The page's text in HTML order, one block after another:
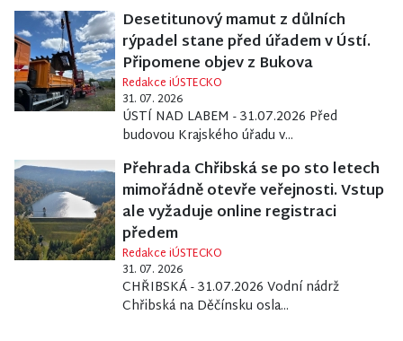
Desetitunový mamut z důlních
rýpadel stane před úřadem v Ústí.
Připomene objev z Bukova
Redakce iÚSTECKO
31. 07. 2026
ÚSTÍ NAD LABEM - 31.07.2026 Před
budovou Krajského úřadu v...
Přehrada Chřibská se po sto letech
mimořádně otevře veřejnosti. Vstup
ale vyžaduje online registraci
předem
Redakce iÚSTECKO
31. 07. 2026
CHŘIBSKÁ - 31.07.2026 Vodní nádrž
Chřibská na Děčínsku osla...